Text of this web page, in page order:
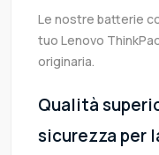
Le nostre batterie
tuo Lenovo
originaria.
Qualità
sicurezza per